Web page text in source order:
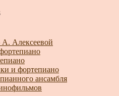
А. Алексеевой
и фортепиано
ансамбля